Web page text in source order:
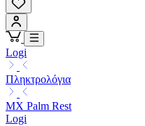
Logi
Πληκτρολόγια
MX Palm Rest
Logi